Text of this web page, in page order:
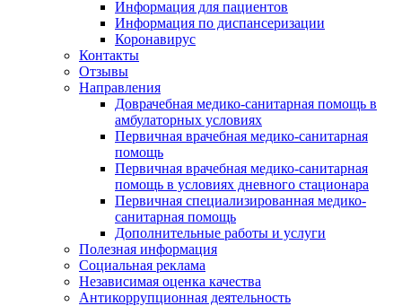
Информация для пациентов
Информация по диспансеризации
Коронавирус
Контакты
Отзывы
Направления
Доврачебная медико-санитарная помощь в
амбулаторных условиях
Первичная врачебная медико-санитарная
помощь
Первичная врачебная медико-санитарная
помощь в условиях дневного стационара
Первичная специализированная медико-
санитарная помощь
Дополнительные работы и услуги
Полезная информация
Социальная реклама
Независимая оценка качества
Антикоррупционная деятельность